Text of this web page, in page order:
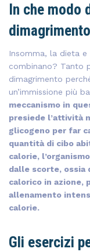
In che modo
Insomma, la dieta
combinano? Tanto
dimagrimento
un’immissione più
meccanismo in
presiede l’attività
glicogeno per far
quantità di cibo
calorie,
dalle scorte, ossia
calorico in azione,
allenamento
calorie.
Gli esercizi